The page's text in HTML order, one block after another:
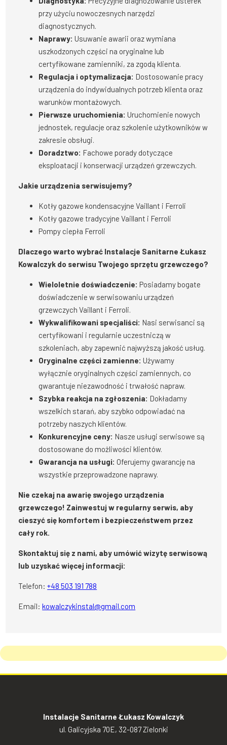
przy użyciu nowoczesnych narzędzi
diagnostycznych.
Naprawy: Usuwanie awarii oraz wymiana
uszkodzonych części na oryginalne lub
certyfikowane zamienniki, za zgodą klienta.
Regulacja i optymalizacja: Dostosowanie pracy
urządzenia do indywidualnych potrzeb klienta oraz
warunków montażowych.
Pierwsze uruchomienia: Uruchomienie nowych
jednostek, regulacje oraz szkolenie użytkowników w
zakresie obsługi.
Doradztwo: Fachowe porady dotyczące
eksploatacji i konserwacji urządzeń grzewczych.
Jakie urządzenia serwisujemy?
Kotły gazowe kondensacyjne Vaillant i Ferroli
Kotły gazowe tradycyjne Vaillant i Ferroli
Pompy ciepła Ferroli
Dlaczego warto wybrać Instalacje Sanitarne Łukasz
Kowalczyk do serwisu Twojego sprzętu grzewczego?
Wieloletnie doświadczenie: Posiadamy bogate
doświadczenie w serwisowaniu urządzeń
grzewczych Vaillant i Ferroli.
Wykwalifikowani specjaliści: Nasi serwisanci są
certyfikowani i regularnie uczestniczą w
szkoleniach, aby zapewnić najwyższą jakość usług.
Oryginalne części zamienne: Używamy
wyłącznie oryginalnych części zamiennych, co
gwarantuje niezawodność i trwałość napraw.
Szybka reakcja na zgłoszenia: Dokładamy
wszelkich starań, aby szybko odpowiadać na
potrzeby naszych klientów.
Konkurencyjne ceny: Nasze usługi serwisowe są
dostosowane do możliwości klientów.
Gwarancja na usługi: Oferujemy gwarancję na
wszystkie przeprowadzone naprawy.
Nie czekaj na awarię swojego urządzenia
grzewczego! Zainwestuj w regularny serwis, aby
cieszyć się komfortem i bezpieczeństwem przez
cały rok.
Skontaktuj się z nami, aby umówić wizytę serwisową
lub uzyskać więcej informacji:
Telefon:+48 503 191 788
Email:kowalczykinstal@gmail.com
Instalacje Sanitarne Łukasz Kowalczyk
ul. Galicyjska 70E, 32-087 Zielonki